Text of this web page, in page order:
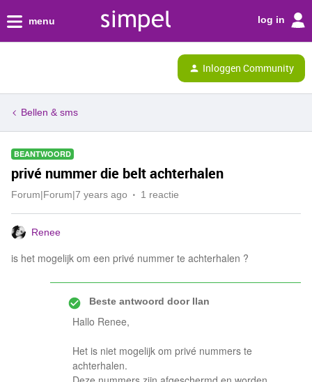
menu log in
Inloggen Community
Bellen & sms
BEANTWOORD
privé nummer die belt achterhalen
Forum|Forum|7 years ago 1 reactie
Renee
is het mogelijk om een privé nummer te achterhalen ?
Beste antwoord doorIlan
Hallo Renee,
Het is niet mogelijk om privé nummers te
achterhalen.